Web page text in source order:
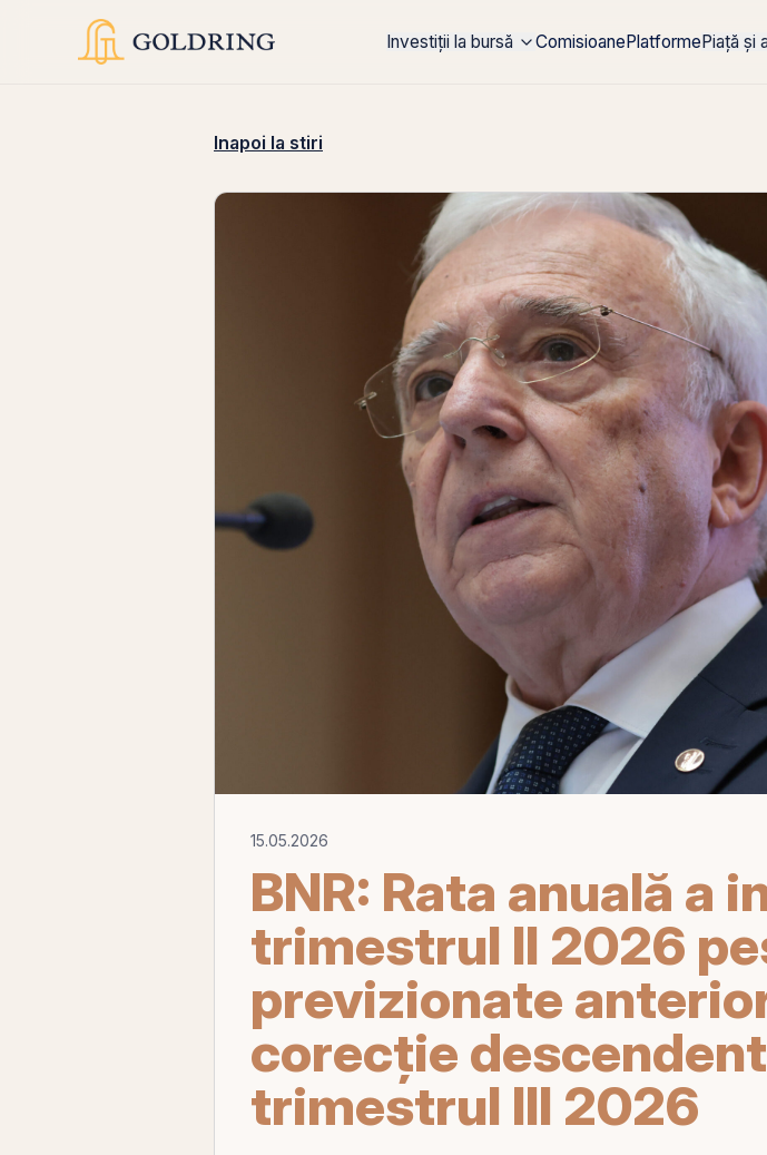
Investiții la bursă ComisioanePlatformePiață și
Inapoi la stiri
15.05.2026
BNR: Rata anuală a
trimestrul II 2026
previzionate
corecție
trimestrul III 2026